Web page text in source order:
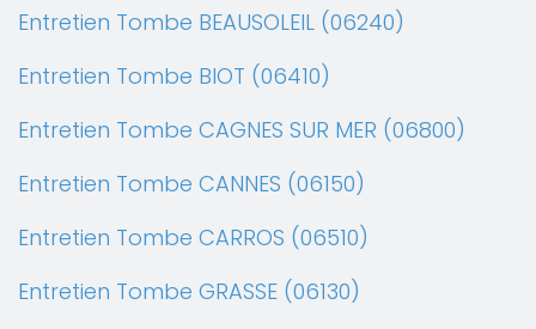
Entretien Tombe BEAUSOLEIL (06240)
Entretien Tombe BIOT (06410)
Entretien Tombe CAGNES SUR MER (06800)
Entretien Tombe CANNES (06150)
Entretien Tombe CARROS (06510)
Entretien Tombe GRASSE (06130)